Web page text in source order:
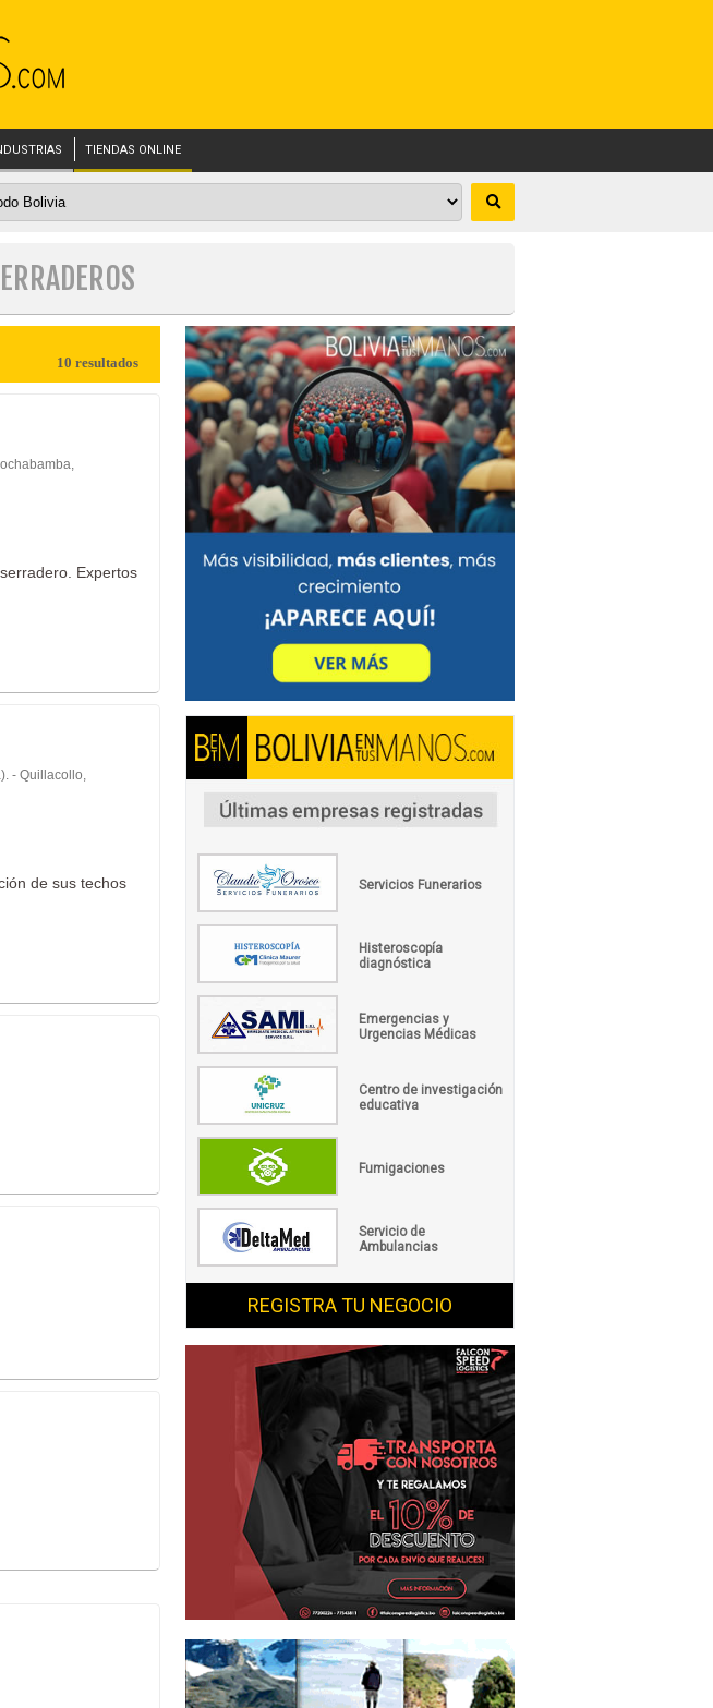
TIENDAS ONLINE
10 resultados
Expertos
- Quillacollo,
de sus techos
Servicios Funerarios
Histeroscopía
diagnóstica
Emergencias y
Urgencias Médicas
Centro de investigación
educativa
Fumigaciones
Servicio de
Ambulancias
REGISTRA TU NEGOCIO